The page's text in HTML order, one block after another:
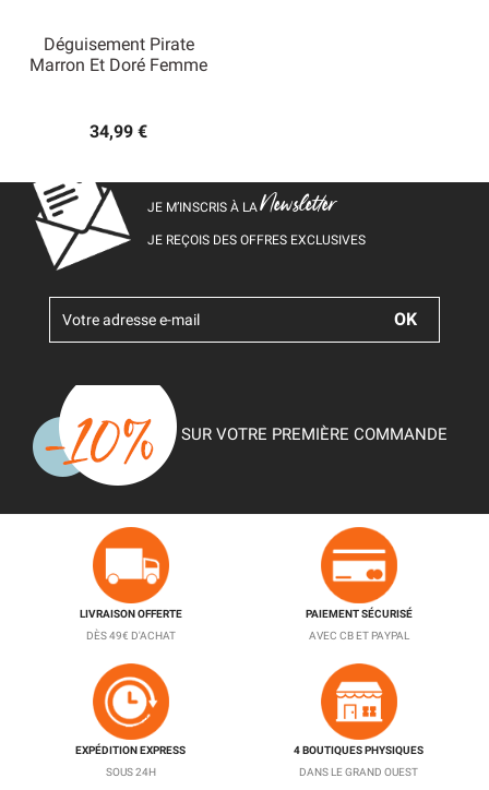
Déguisement Pirate
Marron Et Doré Femme
34,99 €
JE M’INSCRIS À LANewsletter
JE REÇOIS DES OFFRES EXCLUSIVES
SUR VOTRE PREMIÈRE COMMANDE
LIVRAISON OFFERTE
DÈS 49€ D'ACHAT
PAIEMENT SÉCURISÉ
AVEC CB ET PAYPAL
EXPÉDITION EXPRESS
SOUS 24H
4 BOUTIQUES PHYSIQUES
DANS LE GRAND OUEST